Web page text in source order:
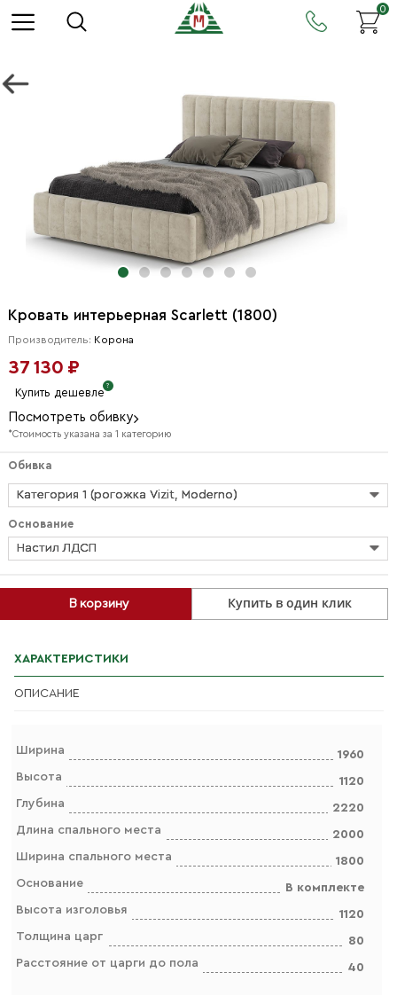
0
Кровать интерьерная Scarlett (1800)
Производитель: Корона
37 130 ₽
Купить дешевле
Посмотреть обивку
*Стоимость указана за 1 категорию
В корзину Купить в один клик
Обивка
Категория 1 (рогожка Vizit, Moderno)
Основание
Настил ЛДСП
ХАРАКТЕРИСТИКИ
ОПИСАНИЕ
Ширина
1960
Высота
1120
Глубина
2220
Длина спального места
2000
Ширина спального места
1800
Основание
В комплекте
Высота изголовья
1120
Толщина царг
80
Расстояние от царги до пола
40